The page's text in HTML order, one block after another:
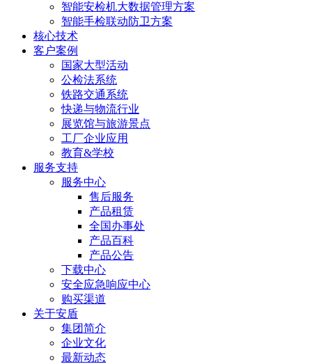
智能安检机大数据管理方案
智能手检联动防卫方案
核心技术
客户案例
国家大型活动
公检法系统
铁路交通系统
快递与物流行业
展览馆与旅游景点
工厂企业应用
教育&学校
服务支持
服务中心
售后服务
产品租赁
全国办事处
产品百科
产品公告
下载中心
安全应急响应中心
购买渠道
关于安盾
集团简介
企业文化
最新动态